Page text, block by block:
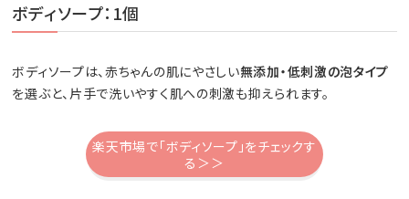
ボディソープ：1個
ボディソープは、赤ちゃんの肌にやさしい無添加・低刺激の泡タイプ
を選ぶと、片手で洗いやすく肌への刺激も抑えられます。
楽天市場で「ボディソープ」をチェックす
る＞＞